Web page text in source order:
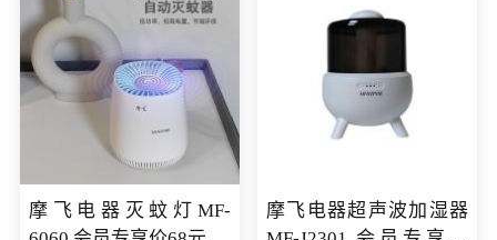
摩飞电器灭蚊灯MF-
摩飞电器超声波加湿器